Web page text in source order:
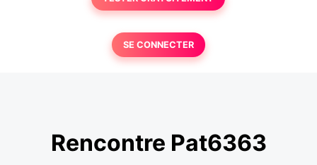
SE CONNECTER
Rencontre Pat6363